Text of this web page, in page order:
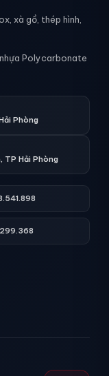
xà gồ, thép hình,
Polycarbonate
Phòng
TP Hải Phòng